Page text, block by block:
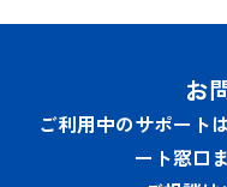
お
ご利用中のサポート
ート窓口